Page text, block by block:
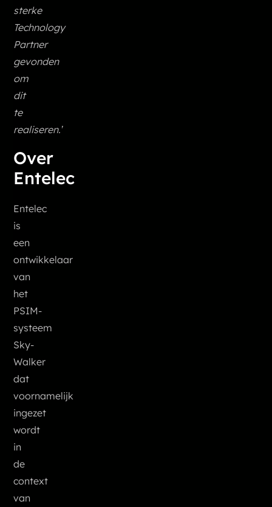
sterke
Technology
Partner
gevonden
om
dit
te
realiseren.’
Over
Entelec
Entelec
is
een
ontwikkelaar
van
het
PSIM-
systeem
Sky-
Walker
dat
voornamelijk
ingezet
wordt
in
de
context
van